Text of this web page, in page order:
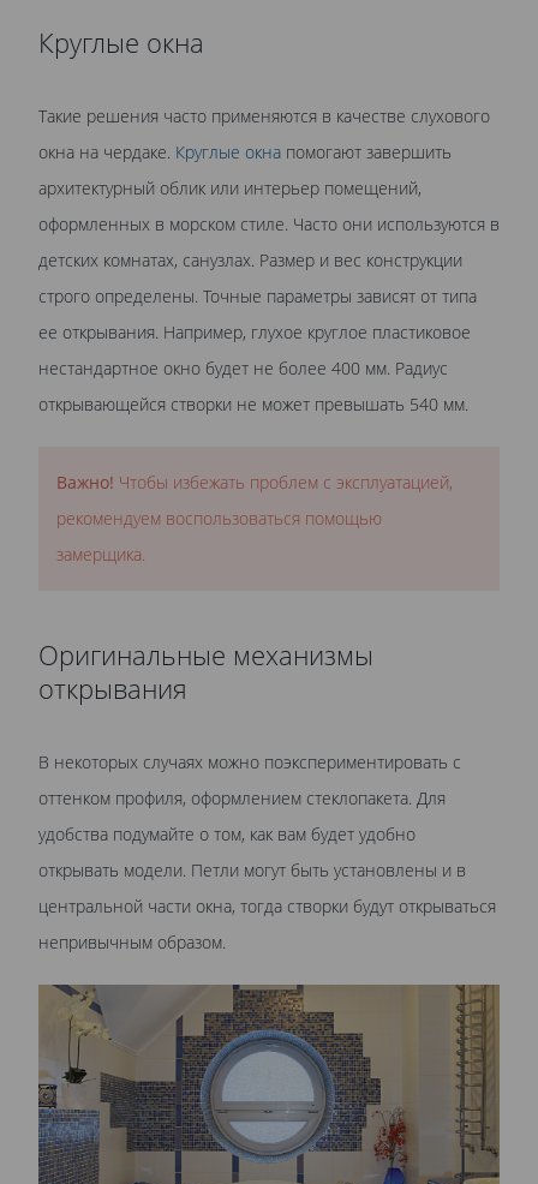
Круглые окна
Такие решения часто применяются в качестве слухового
окна на чердаке. Круглые окна помогают завершить
архитектурный облик или интерьер помещений,
оформленных в морском стиле. Часто они используются в
детских комнатах, санузлах. Размер и вес конструкции
строго определены. Точные параметры зависят от типа
ее открывания. Например, глухое круглое пластиковое
нестандартное окно будет не более 400 мм. Радиус
открывающейся створки не может превышать 540 мм.
Важно! Чтобы избежать проблем с эксплуатацией,
рекомендуем воспользоваться помощью
замерщика.
Оригинальные механизмы
открывания
В некоторых случаях можно поэкспериментировать с
оттенком профиля, оформлением стеклопакета. Для
удобства подумайте о том, как вам будет удобно
открывать модели. Петли могут быть установлены и в
центральной части окна, тогда створки будут открываться
непривычным образом.